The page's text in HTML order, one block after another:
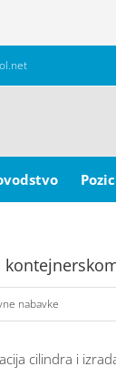
nabavke
cilindra i